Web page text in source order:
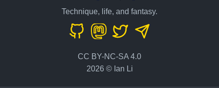
Technique, life, and fantasy.
CC BY-NC-SA 4.0
2026 © Ian Li